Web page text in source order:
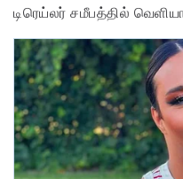
டிரெய்லர் சமீபத்தில்